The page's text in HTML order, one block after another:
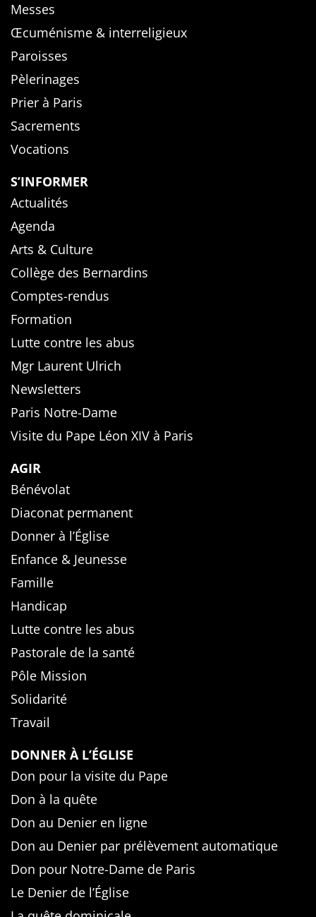
Messes
Œcuménisme & interreligieux
Paroisses
Pèlerinages
Prier à Paris
Sacrements
Vocations
S’INFORMER
Actualités
Agenda
Arts & Culture
Collège des Bernardins
Comptes-rendus
Formation
Lutte contre les abus
Mgr Laurent Ulrich
Newsletters
Paris Notre-Dame
Visite du Pape Léon XIV à Paris
AGIR
Bénévolat
Diaconat permanent
Donner à l’Église
Enfance & Jeunesse
Famille
Handicap
Lutte contre les abus
Pastorale de la santé
Pôle Mission
Solidarité
Travail
DONNER À L’ÉGLISE
Don pour la visite du Pape
Don à la quête
Don au Denier en ligne
Don au Denier par prélèvement automatique
Don pour Notre-Dame de Paris
Le Denier de l’Église